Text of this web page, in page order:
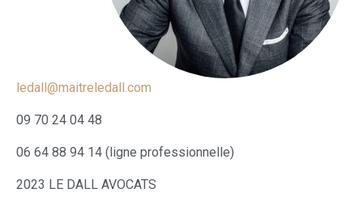
ledall@maitreledall.com
09 70 24 04 48
06 64 88 94 14 (ligne professionnelle)
2023 LE DALL AVOCATS